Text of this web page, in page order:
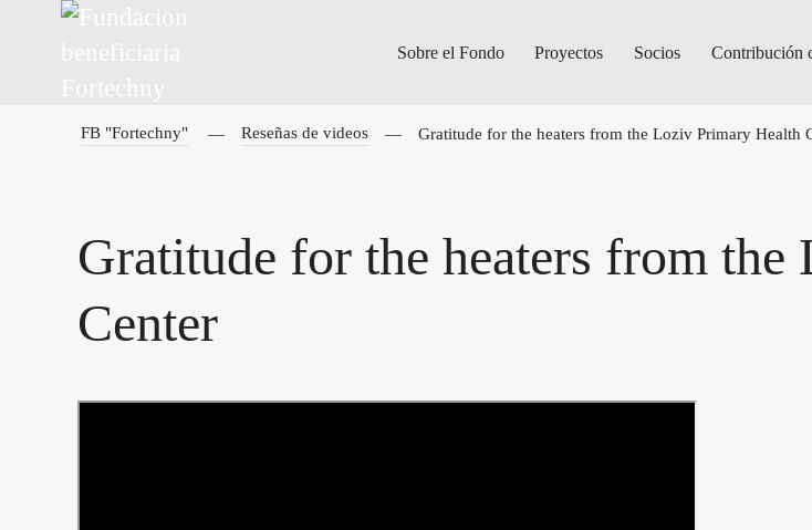
Sobre el Fondo Proyectos Socios Contribución
FB "Fortechny" Reseñas de videos Gratitude for the heaters from the Loziv Primary Health
Gratitude for the heaters from
Center